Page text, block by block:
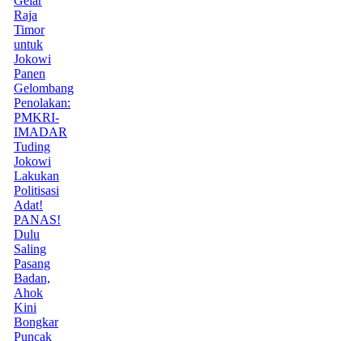
Raja
Timor
untuk
Jokowi
Panen
Gelombang
Penolakan:
PMKRI-
IMADAR
Tuding
Jokowi
Lakukan
Politisasi
Adat!
PANAS!
Dulu
Saling
Pasang
Badan,
Ahok
Kini
Bongkar
Puncak